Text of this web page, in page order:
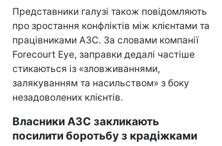
Представники галузі також повідомляють
про зростання конфліктів між клієнтами та
працівниками АЗС. За словами компанії
Forecourt Eye, заправки дедалі частіше
стикаються із «зловживаннями,
залякуванням та насильством» з боку
незадоволених клієнтів.
Власники АЗС закликають
посилити боротьбу з крадіжками